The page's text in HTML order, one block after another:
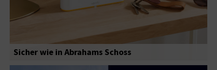
Sicher wie in Abrahams Schoss